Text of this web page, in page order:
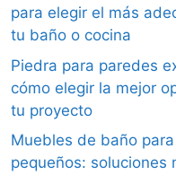
para elegir el más
tu baño o cocina
Piedra para paredes
cómo elegir la mejor
tu proyecto
Muebles de baño
pequeños: soluciones